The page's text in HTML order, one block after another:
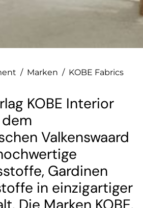
/ Marken / KOBE Fabrics
KOBE Interior
Valkenswaard
Gardinen
in einzigartiger